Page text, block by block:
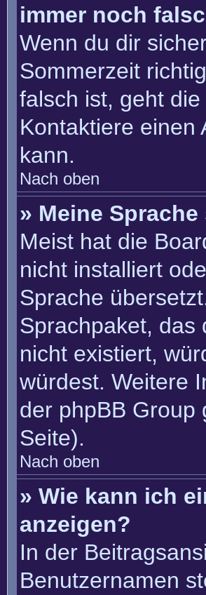
immer noch
Wenn du dir
Sommerzeit
falsch ist, geht
Kontaktiere einen
kann.
Nach oben
» Meine
Meist hat die
nicht installiert
Sprache
Sprachpaket, das
nicht existiert,
würdest. Weitere
der phpBB Group
Seite).
Nach oben
» Wie kann ich
anzeigen?
In der
Benutzernamen